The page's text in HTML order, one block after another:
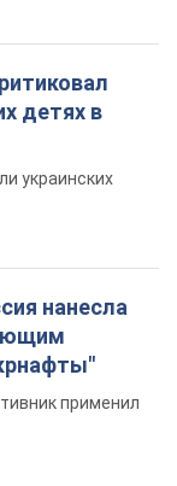
детях в
украинских
нанесла
применил